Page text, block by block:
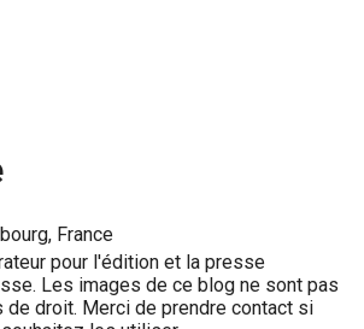
France
pour l'édition et la presse
Les images de ce blog ne sont pas
de droit. Merci de prendre contact si